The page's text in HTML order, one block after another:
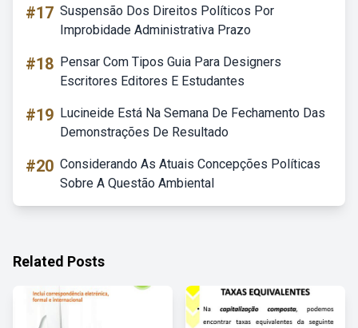
#17 Suspensão Dos Direitos Políticos Por
Improbidade Administrativa Prazo
#18 Pensar Com Tipos Guia Para Designers
Escritores Editores E Estudantes
#19 Lucineide Está Na Semana De Fechamento Das
Demonstrações De Resultado
#20 Considerando As Atuais Concepções Políticas
Sobre A Questão Ambiental
Related Posts